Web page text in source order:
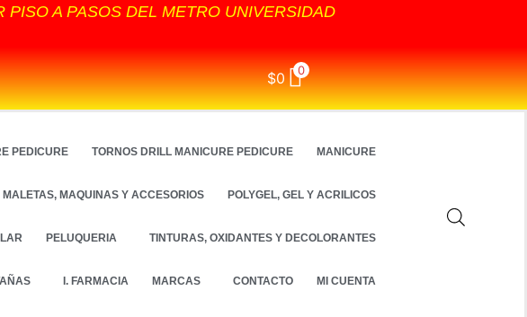
A PASOS DEL METRO UNIVERSIDAD
$0 0
PEDICURE TORNOS DRILL MANICURE PEDICURE MANICURE
MALETAS, MAQUINAS Y ACCESORIOS POLYGEL, GEL Y ACRILICOS
PELUQUERIA TINTURAS, OXIDANTES Y DECOLORANTES
I. FARMACIA MARCAS CONTACTO MI CUENTA